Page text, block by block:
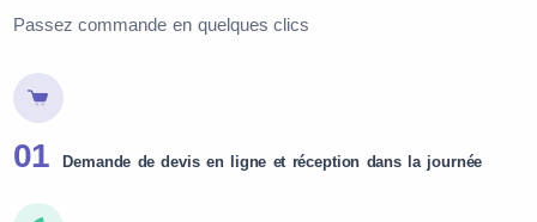
Passez commande en quelques clics
01 Demande de devis en ligne et réception dans la journée